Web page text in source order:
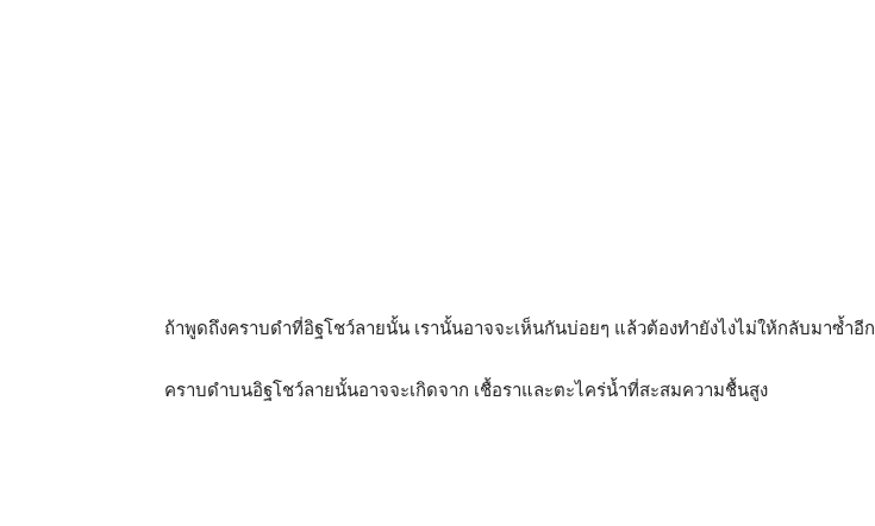
ถ้าพูดถึงคราบดำที่อิฐโชว์ลายนั้น เรานั้นอาจจะเห็นกันบ่อยๆ แล้วต้องทำยังไงไม่ให้กลับมาซ้ำอีก
คราบดำบนอิฐโชว์ลายนั้นอาจจะเกิดจาก เชื้อราและตะไคร่น้ำที่สะสมความชื้นสูง